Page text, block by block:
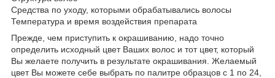
Средства по уходу, которыми обрабатывались волосы
Температура и время воздействия препарата
Прежде, чем приступить к окрашиванию, надо точно
определить исходный цвет Ваших волос и тот цвет, который
Вы желаете получить в результате окрашивания. Желаемый
цвет Вы можете себе выбрать по палитре образцов с 1 по 24,